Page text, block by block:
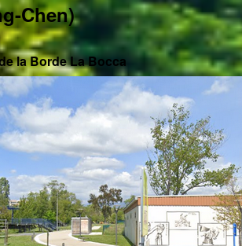
Chen)
la Borde La Bocca